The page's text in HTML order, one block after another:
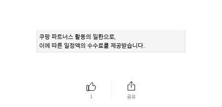
쿠팡 파트너스 활동의 일환으로,
이에 따른 일정액의 수수료를 제공받습니다.
1 공유